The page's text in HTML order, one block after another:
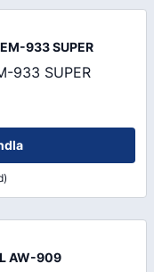
933 SUPER
933 SUPER
AW-909